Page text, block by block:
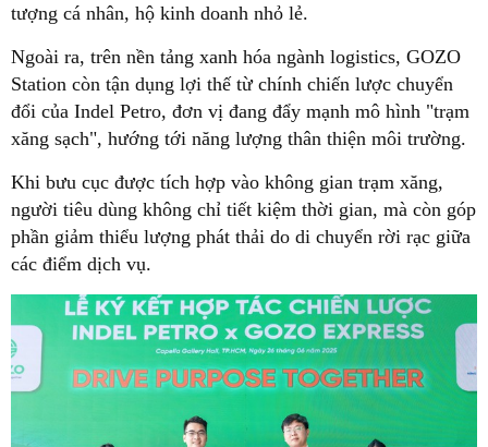
tượng cá nhân, hộ kinh doanh nhỏ lẻ.
Ngoài ra, trên nền tảng xanh hóa ngành logistics, GOZO
Station còn tận dụng lợi thế từ chính chiến lược chuyển
đổi của Indel Petro, đơn vị đang đẩy mạnh mô hình "trạm
xăng sạch", hướng tới năng lượng thân thiện môi trường.
Khi bưu cục được tích hợp vào không gian trạm xăng,
người tiêu dùng không chỉ tiết kiệm thời gian, mà còn góp
phần giảm thiểu lượng phát thải do di chuyển rời rạc giữa
các điểm dịch vụ.